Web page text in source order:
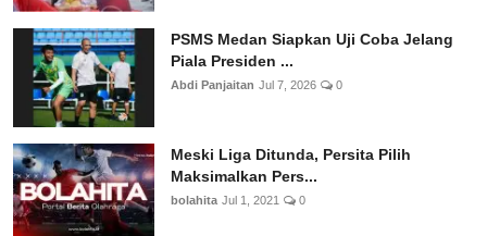
PSMS Medan Siapkan Uji Coba Jelang
Piala Presiden ...
Abdi Panjaitan Jul 7, 2026 0
Meski Liga Ditunda, Persita Pilih
Maksimalkan Pers...
bolahita Jul 1, 2021 0